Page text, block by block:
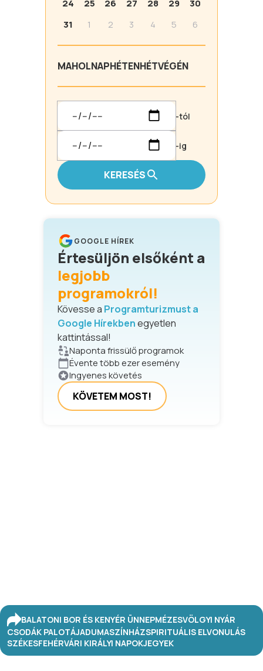
24 25 26 27 28 29
30
31
1 2 3 4 5 6
MAHOLNAPHÉTENHÉTVÉGÉN
-tól
-ig
KERESÉS
GOOGLE HÍREK
Értesüljön elsőként a
legjobb
programokról!
Kövesse a Programturizmust a
Google Hírekbenegyetlen
kattintással!
Naponta frissülő programok
Évente több ezer esemény
Ingyenes követés
KÖVETEM MOST!
BALATONI BOR ÉS KENYÉR ÜNNEPMÉZESVÖLGYI NYÁR
CSODÁK PALOTÁJADUMASZÍNHÁZSPIRITUÁLIS ELVONULÁS
SZÉKESFEHÉRVÁRI KIRÁLYI NAPOKJEGYEK